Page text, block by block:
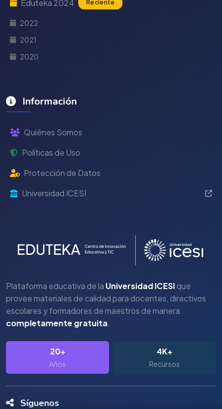
Eduteka 2024 Reciente
2022
2021
2020
Información
Quiénes Somos
Políticas de Uso
Protección de Datos
Universidad ICESI
Plataforma educativa de la Universidad ICESIque
provee materiales de calidad para docentes, directivos
escolares y formadores de maestros de manera
completamente gratuita.
20+
Años
4K+
Recursos
Síguenos